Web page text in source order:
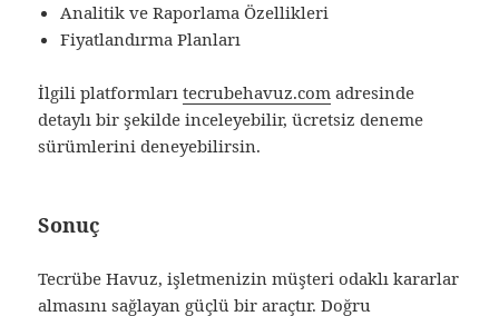
Analitik ve Raporlama Özellikleri
Fiyatlandırma Planları
İlgili platformlarıtecrubehavuz.com adresinde
detaylı bir şekilde inceleyebilir, ücretsiz deneme
sürümlerini deneyebilirsin.
Sonuç
Tecrübe Havuz, işletmenizin müşteri odaklı kararlar
almasını sağlayan güçlü bir araçtır. Doğru